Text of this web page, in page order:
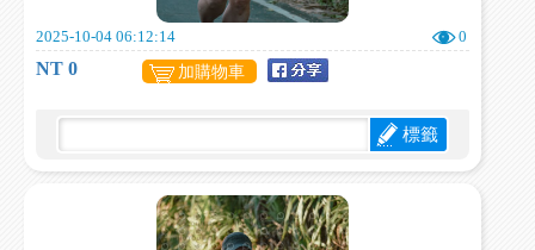
2025-10-04 06:12:14 0
NT 0 加購物車
標籤